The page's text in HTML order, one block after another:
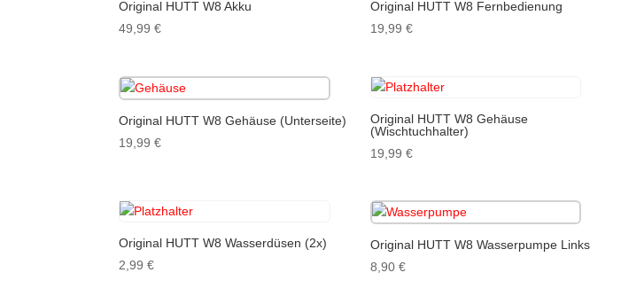
Original HUTT W8 Akku
49,99€
Original HUTT W8 Fernbedienung
19,99 €
Original HUTT W8 Gehäuse (Unterseite)
19,99€
Original HUTT W8 Gehäuse
(Wischtuchhalter)
19,99 €
Original HUTT W8 Wasserdüsen (2x)
2,99€
Original HUTT W8 Wasserpumpe Links
8,90 €